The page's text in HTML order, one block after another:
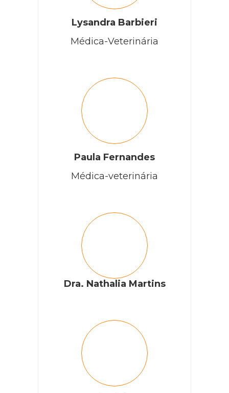
Lysandra Barbieri
Médica-Veterinária
Paula Fernandes
Médica-veterinária
Dra. Nathalia Martins